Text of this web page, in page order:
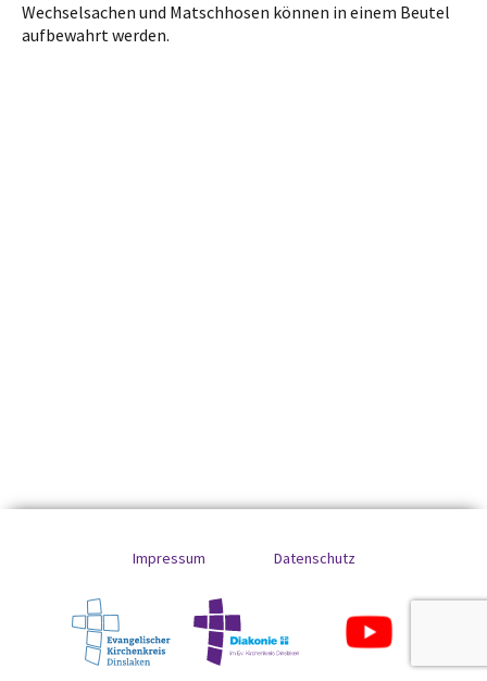
Wechselsachen und Matschhosen können in einem Beutel
aufbewahrt werden.
Impressum Datenschutz